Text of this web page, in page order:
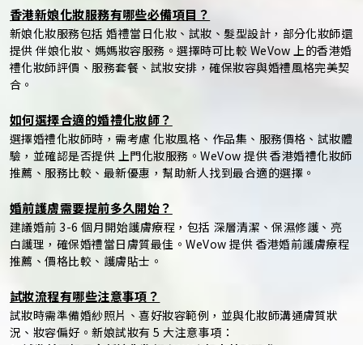
香港新娘化妝服務有哪些必備項目？
新娘化妝服務包括 婚禮當日化妝、試妝、髮型設計，部分化妝師還
提供 伴娘化妝、媽媽妝容服務。選擇時可比較 WeVow 上的香港婚
禮化妝師評價、服務套餐、試妝安排，確保妝容與婚禮風格完美契
合。
如何選擇合適的婚禮化妝師？
選擇婚禮化妝師時，需考慮 化妝風格、作品集、服務價格、試妝體
驗，並確認是否提供 上門化妝服務。WeVow 提供 香港婚禮化妝師
推薦、服務比較、最新優惠，幫助新人找到最合適的選擇。
婚前護膚需要提前多久開始？
建議婚前 3-6 個月開始護膚療程，包括 深層清潔、保濕修護、亮
白護理，確保婚禮當日膚質最佳。WeVow 提供 香港婚前護膚療程
推薦、價格比較、護膚貼士。
試妝流程有哪些注意事項？
試妝時需準備婚紗照片、喜好妝容範例，並與化妝師溝通膚質狀
況、妝容偏好。新娘試妝有 5 大注意事項：